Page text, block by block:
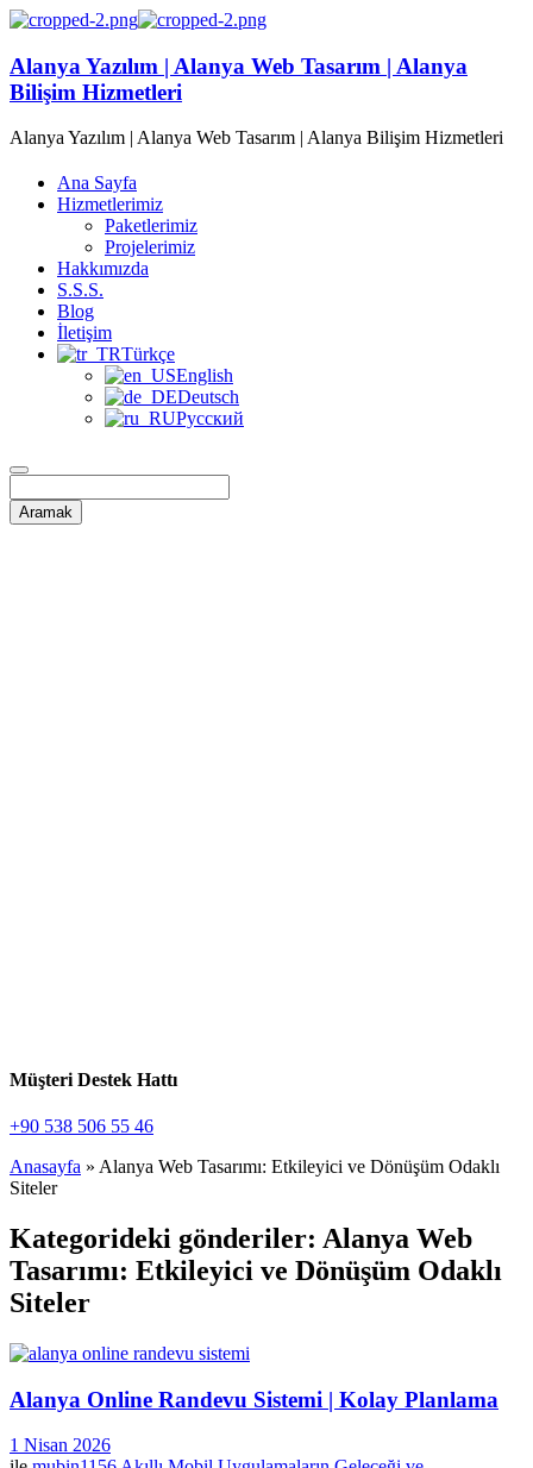
Alanya Yazılım | Alanya Web Tasarım | Alanya
Bilişim Hizmetleri
Alanya Yazılım | Alanya Web Tasarım | Alanya Bilişim Hizmetleri
Ana Sayfa
Hizmetlerimiz
Paketlerimiz
Projelerimiz
Hakkımızda
S.S.S.
Blog
İletişim
Türkçe
English
Deutsch
Русский
Müşteri Destek Hattı
+90 538 506 55 46
Anasayfa » Alanya Web Tasarımı: Etkileyici ve Dönüşüm Odaklı
Siteler
Kategorideki gönderiler: Alanya Web
Tasarımı: Etkileyici ve Dönüşüm Odaklı
Siteler
Alanya Online Randevu Sistemi | Kolay Planlama
1 Nisan 2026